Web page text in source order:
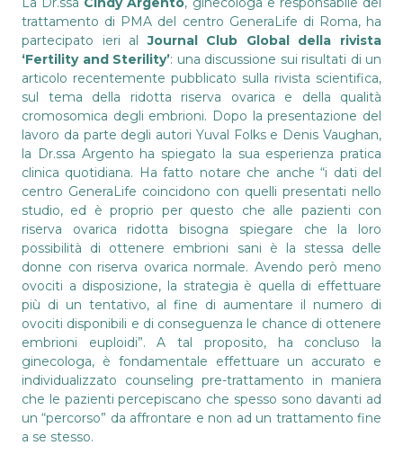
trattamento di PMA del centro GeneraLife di Roma, ha
partecipato ieri alJournal Club Global della rivista
‘Fertility and Sterility’: una discussione sui risultati di un
articolo recentemente pubblicato sulla rivista scientifica,
sul tema della ridotta riserva ovarica e della qualità
cromosomica degli embrioni. Dopo la presentazione del
lavoro da parte degli autori Yuval Folks e Denis Vaughan,
la Dr.ssa Argento ha spiegato la sua esperienza pratica
clinica quotidiana. Ha fatto notare che anche “i dati del
centro GeneraLife coincidono con quelli presentati nello
studio, ed è proprio per questo che alle pazienti con
riserva ovarica ridotta bisogna spiegare che la loro
possibilità di ottenere embrioni sani è la stessa delle
donne con riserva ovarica normale. Avendo però meno
ovociti a disposizione, la strategia è quella di effettuare
più di un tentativo, al fine di aumentare il numero di
ovociti disponibili e di conseguenza le chance di ottenere
embrioni euploidi”. A tal proposito, ha concluso la
ginecologa, è fondamentale effettuare un accurato e
individualizzato counseling pre-trattamento in maniera
che le pazienti percepiscano che spesso sono davanti ad
un “percorso” da affrontare e non ad un trattamento fine
a se stesso.